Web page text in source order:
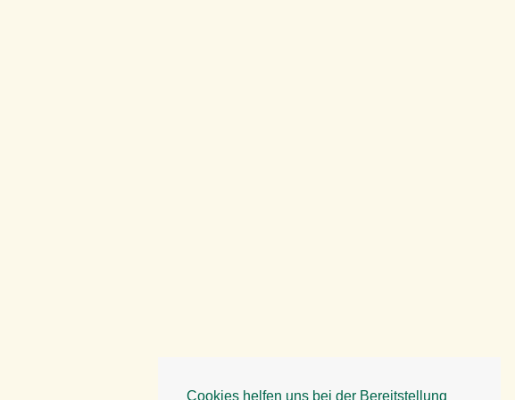
Cookies helfen uns bei der Bereitstellung